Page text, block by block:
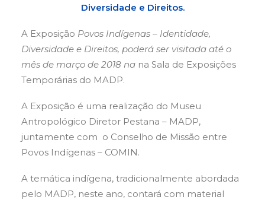
Diversidade e Direitos.
A Exposição Povos Indígenas – Identidade,
Diversidade e Direitos, poderá ser visitada até o
mês de março de 2018 na na Sala de Exposições
Temporárias do MADP.
A Exposição é uma realização do Museu
Antropológico Diretor Pestana – MADP,
juntamente com o Conselho de Missão entre
Povos Indígenas – COMIN.
A temática indígena, tradicionalmente abordada
pelo MADP, neste ano, contará com material